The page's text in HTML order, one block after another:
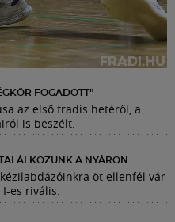
FOGADOTT”
az első fradis hetéről, a
is beszélt.
A NYÁRON
öt ellenfél vár
es rivális.